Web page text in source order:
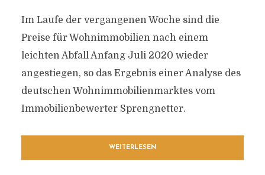
Im Laufe der vergangenen Woche sind die
Preise für Wohnimmobilien nach einem
leichten Abfall Anfang Juli 2020 wieder
angestiegen, so das Ergebnis einer Analyse des
deutschen Wohnimmobilienmarktes vom
Immobilienbewerter Sprengnetter.
WEITERLESEN